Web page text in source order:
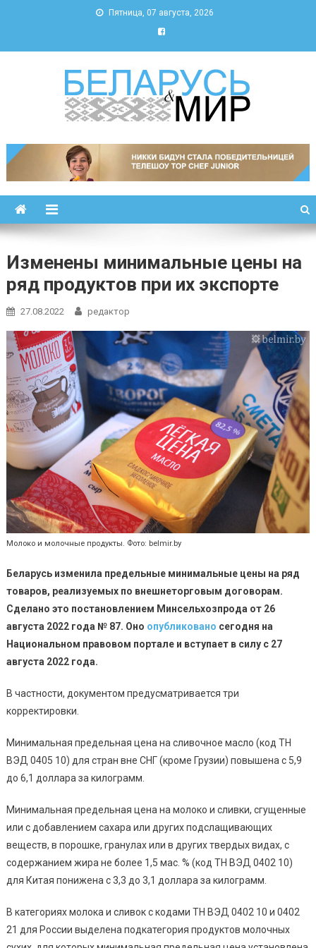
Пятница, 07 августа, 2026
Беларусь и мир
Изменены минимальные цены на
ряд продуктов при их экспорте
27.08.2022 редактор
Молоко и молочные продукты. Фото: belmir.by
Беларусь изменила предельные минимальные цены на ряд
товаров, реализуемых по внешнеторговым договорам.
Сделано это постановлением Минсельхозпрода от 26
августа 2022 года № 87. Оно опубликовано сегодня на
Национальном правовом портале и вступает в силу с 27
августа 2022 года.
В частности, документом предусматривается три
корректировки.
Минимальная предельная цена на сливочное масло (код ТН
ВЭД 0405 10) для стран вне СНГ (кроме Грузии) повышена с 5,9
до 6,1 доллара за килограмм.
Минимальная предельная цена на молоко и сливки, сгущенные
или с добавлением сахара или других подслащивающих
веществ, в порошке, гранулах или в других твердых видах, с
содержанием жира не более 1,5 мас. % (код ТН ВЭД 0402 10)
для Китая понижена с 3,3 до 3,1 доллара за килограмм.
В категориях молока и сливок с кодами ТН ВЭД 0402 10 и 0402
21 для России выделена подкатегория продуктов молочных